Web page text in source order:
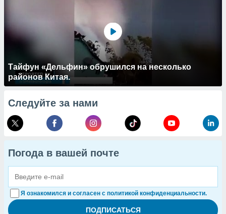
Тайфун «Дельфин» обрушился на несколько
районов Китая.
Следуйте за нами
Погода в вашей почте
Я ознакомился и согласен с политикой конфиденциальности.